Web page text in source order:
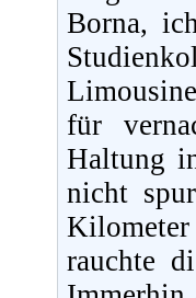
Borna,
für
Haltung
nicht
Kilometer
rauchte